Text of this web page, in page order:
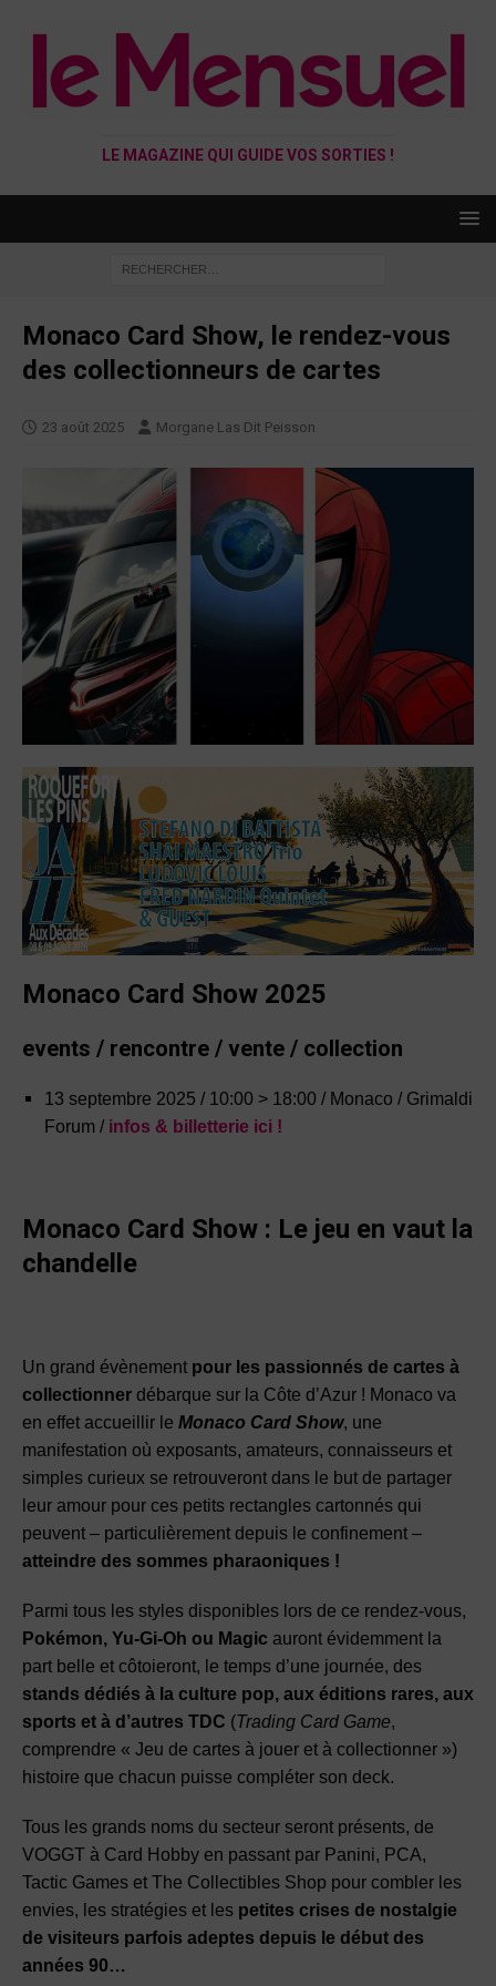
LE MAGAZINE QUI GUIDE VOS SORTIES !
Monaco Card Show, le rendez-vous
des collectionneurs de cartes
23 août 2025 Morgane Las Dit Peisson
Monaco Card Show 2025
events / rencontre / vente / collection
13 septembre 2025 / 10:00 > 18:00 / Monaco / Grimaldi
Forum / infos & billetterie ici !
Monaco Card Show : Le jeu en vaut la
chandelle
Un grand évènement pour les passionnés de cartes à
collectionner débarque sur la Côte d’Azur ! Monaco va
en effet accueillir le Monaco Card Show, une
manifestation où exposants, amateurs, connaisseurs et
simples curieux se retrouveront dans le but de partager
leur amour pour ces petits rectangles cartonnés qui
peuvent – particulièrement depuis le confinement –
atteindre des sommes pharaoniques !
Parmi tous les styles disponibles lors de ce rendez-vous,
Pokémon, Yu-Gi-Oh ou Magic auront évidemment la
part belle et côtoieront, le temps d’une journée, des
stands dédiés à la culture pop, aux éditions rares, aux
sports et à d’autres TDC ( Trading Card Game,
comprendre « Jeu de cartes à jouer et à collectionner »)
histoire que chacun puisse compléter son deck.
Tous les grands noms du secteur seront présents, de
VOGGT à Card Hobby en passant par Panini, PCA,
Tactic Games et The Collectibles Shop pour combler les
envies, les stratégies et les petites crises de nostalgie
de visiteurs parfois adeptes depuis le début des
années 90…